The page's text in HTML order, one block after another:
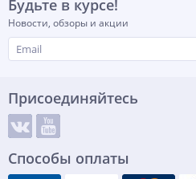
Будьте в курсе!
Новости, обзоры и акции
Присоединяйтесь
Способы оплаты